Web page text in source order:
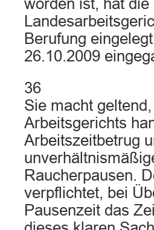
worden ist, hat
Berufung
26.10.2009
36
Sie macht
Arbeitsgerichts
Arbeitszeitbetrug
Raucherpausen.
verpflichtet, bei
Pausenzeit das